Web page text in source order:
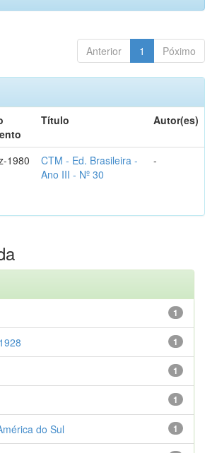
Anterior 1 Póximo
Título Autor(es)
1980
CTM - Ed. Brasileira -
Ano III - Nº 30
-
1
1
1
1
1
do Sul